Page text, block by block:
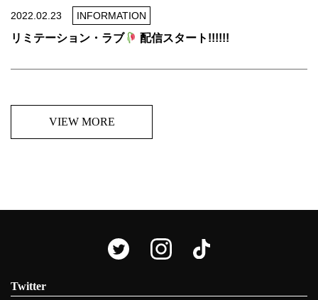
2022.02.23 INFORMATION
リミテーション・ラブ 配信スタート!!!!!!
VIEW MORE
Twitter